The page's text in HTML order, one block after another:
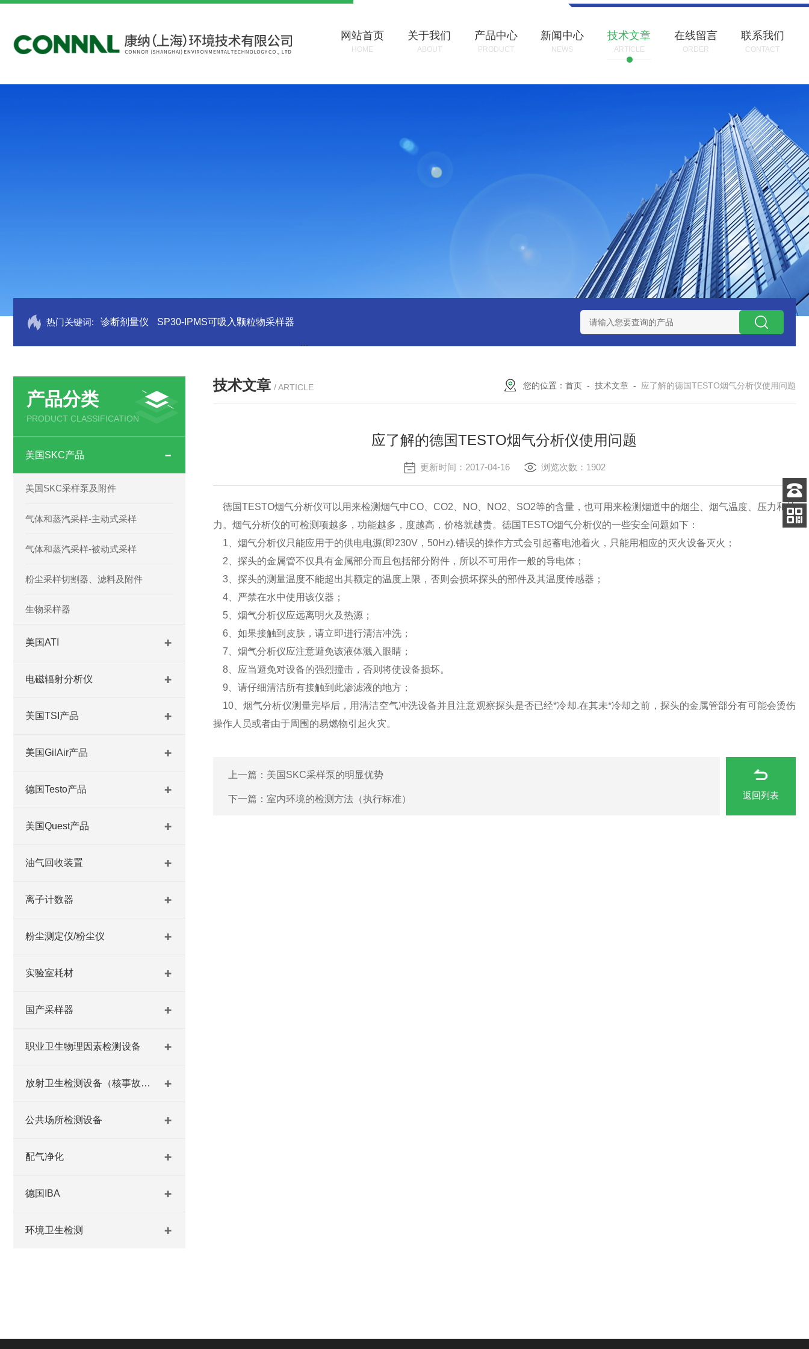
网站首页
HOME
关于我们
ABOUT
产品中心
PRODUCT
新闻中心
NEWS
技术文章
ARTICLE
在线留言
ORDER
联系我们
CONTACT
热门关键词: 诊断剂量仪 SP30-IPMS可吸入颗粒物采样器 CQB300数字恒流矿用防爆个体空气采样器 CQB1500数字恒流防爆矿用
产品分类
PRODUCT CLASSIFICATION
美国SKC产品
美国SKC采样泵及附件
气体和蒸汽采样-主动式采样
气体和蒸汽采样-被动式采样
粉尘采样切割器、滤料及附件
生物采样器
美国ATI
电磁辐射分析仪
美国TSI产品
美国GilAir产品
德国Testo产品
美国Quest产品
油气回收装置
离子计数器
粉尘测定仪/粉尘仪
实验室耗材
国产采样器
职业卫生物理因素检测设备
放射卫生检测设备（核事故与放射医学）
公共场所检测设备
配气净化
德国IBA
环境卫生检测
技术文章 / ARTICLE 您的位置： 首页 - 技术文章 - 应了解的德国TESTO烟气分析仪使用问题
应了解的德国TESTO烟气分析仪使用问题
更新时间：2017-04-16 浏览次数：1902
德国TESTO烟气分析仪可以用来检测烟气中CO、CO2、NO、NO2、SO2等的含量，也可用来检测烟道中的烟尘、烟气温度、压力和抽
力。烟气分析仪的可检测项越多，功能越多，度越高，价格就越贵。德国TESTO烟气分析仪的一些安全问题如下：
1、烟气分析仪只能应用于的供电电源(即230V，50Hz).错误的操作方式会引起蓄电池着火，只能用相应的灭火设备灭火；
2、探头的金属管不仅具有金属部分而且包括部分附件，所以不可用作一般的导电体；
3、探头的测量温度不能超出其额定的温度上限，否则会损坏探头的部件及其温度传感器；
4、严禁在水中使用该仪器；
5、烟气分析仪应远离明火及热源；
6、如果接触到皮肤，请立即进行清洁冲洗；
7、烟气分析仪应注意避免该液体溅入眼睛；
8、应当避免对设备的强烈撞击，否则将使设备损坏。
9、请仔细清洁所有接触到此渗滤液的地方；
10、烟气分析仪测量完毕后，用清洁空气冲洗设备并且注意观察探头是否已经*冷却.在其未*冷却之前，探头的金属管部分有可能会烫伤
操作人员或者由于周围的易燃物引起火灾。
上一篇： 美国SKC采样泵的明显优势
下一篇： 室内环境的检测方法（执行标准） 返回列表
客服
电话